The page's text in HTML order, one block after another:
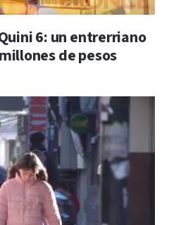
6: un entrerriano
de pesos